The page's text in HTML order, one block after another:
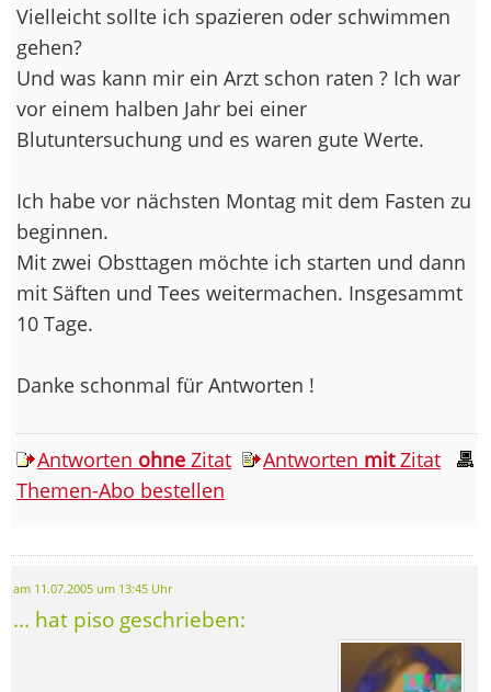
Vielleicht sollte ich spazieren oder schwimmen
gehen?
Und was kann mir ein Arzt schon raten ? Ich war
vor einem halben Jahr bei einer
Blutuntersuchung und es waren gute Werte.
Ich habe vor nächsten Montag mit dem Fasten zu
beginnen.
Mit zwei Obsttagen möchte ich starten und dann
mit Säften und Tees weitermachen. Insgesammt
10 Tage.
Danke schonmal für Antworten !
Antworten ohne Zitat Antworten mitZitat
Themen-Abo bestellen
am 11.07.2005 um 13:45 Uhr
... hat piso geschrieben: